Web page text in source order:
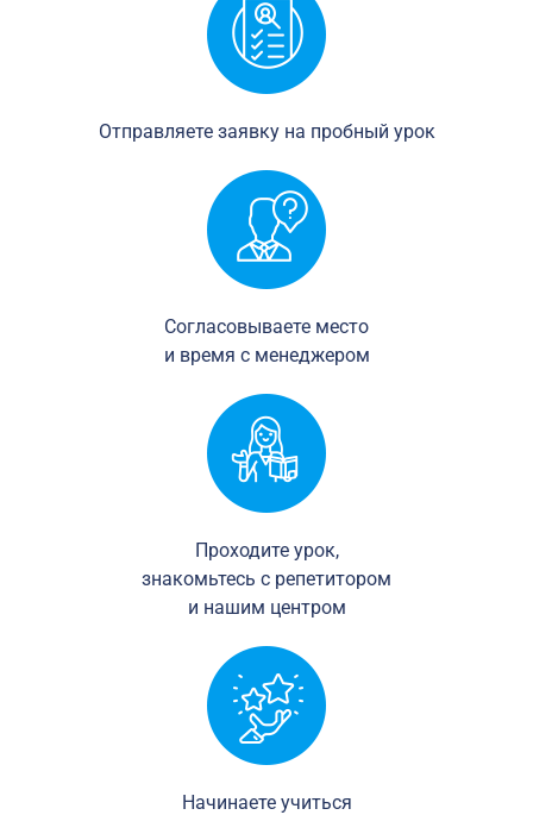
Отправляете заявку на пробный урок
Согласовываете место
и время с менеджером
Проходите урок,
знакомьтесь с репетитором
и нашим центром
Начинаете учиться